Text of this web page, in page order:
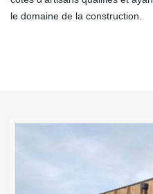
le domaine de la construction.